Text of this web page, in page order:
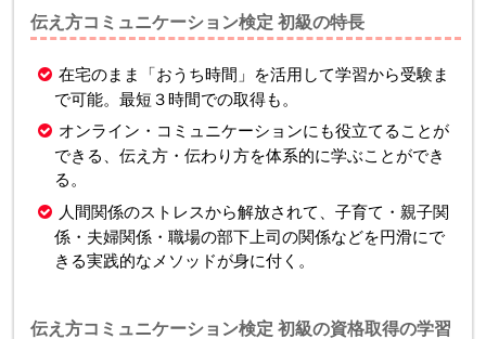
伝え方コミュニケーション検定 初級の特長
在宅のまま「おうち時間」を活用して学習から受験ま
で可能。最短３時間での取得も。
オンライン・コミュニケーションにも役立てることが
できる、伝え方・伝わり方を体系的に学ぶことができ
る。
人間関係のストレスから解放されて、子育て・親子関
係・夫婦関係・職場の部下上司の関係などを円滑にで
きる実践的なメソッドが身に付く。
伝え方コミュニケーション検定 初級の資格取得の学習